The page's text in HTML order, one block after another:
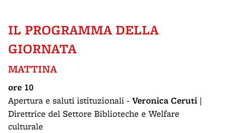
IL PROGRAMMA DELLA
GIORNATA
MATTINA
ore 10
Apertura e saluti istituzionali - Veronica Ceruti |
Direttrice del Settore Biblioteche e Welfare
culturale